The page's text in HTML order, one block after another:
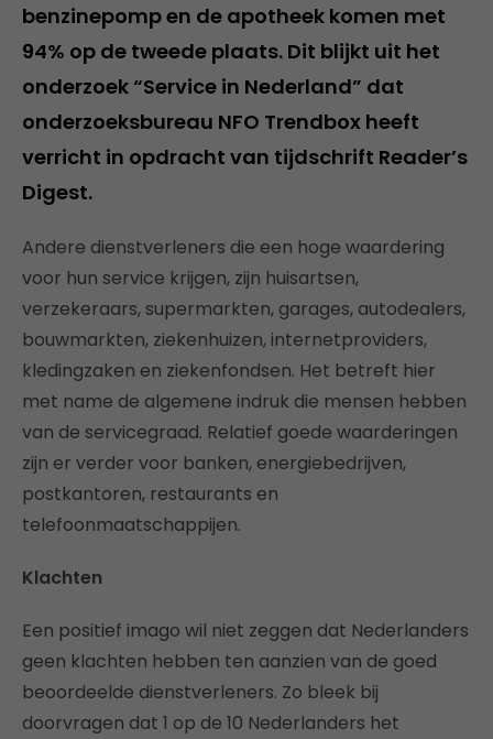
benzinepomp en de apotheek komen met
94% op de tweede plaats. Dit blijkt uit het
onderzoek “Service in Nederland” dat
onderzoeksbureau NFO Trendbox heeft
verricht in opdracht van tijdschrift Reader’s
Digest.
Andere dienstverleners die een hoge waardering
voor hun service krijgen, zijn huisartsen,
verzekeraars, supermarkten, garages, autodealers,
bouwmarkten, ziekenhuizen, internetproviders,
kledingzaken en ziekenfondsen. Het betreft hier
met name de algemene indruk die mensen hebben
van de servicegraad. Relatief goede waarderingen
zijn er verder voor banken, energiebedrijven,
postkantoren, restaurants en
telefoonmaatschappijen.
Klachten
Een positief imago wil niet zeggen dat Nederlanders
geen klachten hebben ten aanzien van de goed
beoordeelde dienstverleners. Zo bleek bij
doorvragen dat 1 op de 10 Nederlanders het